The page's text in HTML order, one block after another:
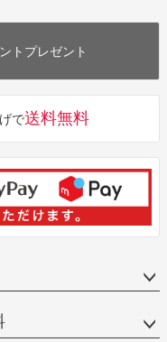
トプレゼント
で送料無料